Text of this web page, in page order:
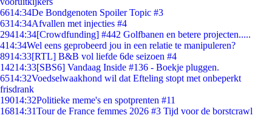
6614:34De Bondgenoten Spoiler Topic #3
6314:34Afvallen met injecties #4
29414:34[Crowdfunding] #442 Golfbanen en betere projecten.....
414:34Wel eens geprobeerd jou in een relatie te manipuleren?
8914:33[RTL] B&B vol liefde 6de seizoen #4
14214:33[SBS6] Vandaag Inside #136 - Boekje pluggen.
6514:32Voedselwaakhond wil dat Efteling stopt met onbeperkt
frisdrank
19014:32Politieke meme's en spotprenten #11
16814:31Tour de France femmes 2026 #3 Tijd voor de borstcrawl